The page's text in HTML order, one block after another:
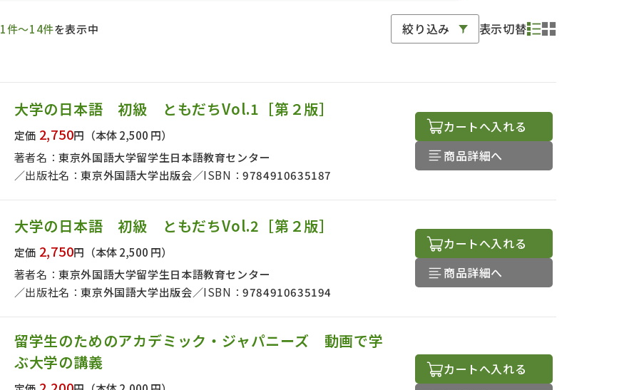
日本事情 定期刊行物
1件～14件を表示中 絞り込み 表示切替
大学の日本語 初級 ともだちVol.1［第２版］
定価 2,750円 （本体 2,500 円）
著者名：東京外国語大学留学生日本語教育センター
出版社名：東京外国語大学出版会 ISBN：9784910635187
カートへ入れる
商品詳細へ
大学の日本語 初級 ともだちVol.2［第２版］
定価 2,750円 （本体 2,500 円）
著者名：東京外国語大学留学生日本語教育センター
出版社名：東京外国語大学出版会 ISBN：9784910635194
カートへ入れる
商品詳細へ
留学生のためのアカデミック・ジャパニーズ 動画で学
ぶ大学の講義
カートへ入れる